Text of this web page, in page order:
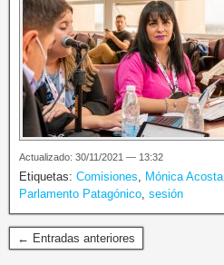
Actualizado: 30/11/2021 — 13:32
Etiquetas: Comisiones Mónica Acosta
Parlamento Patagónico sesión
← Entradas anteriores